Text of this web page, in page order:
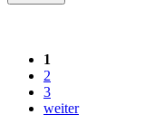
1
2
3
weiter